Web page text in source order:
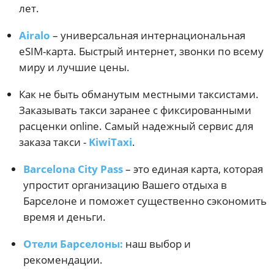
лет.
Airalo – универсальная интернациональная
eSIM-карта. Быстрый интернет, звонки по всему
миру и лучшие цены.
Как не быть обманутым местными таксистами.
Заказывать такси заранее с фиксированными
расценки online. Самый надежный сервис для
заказа такси - KiwiTaxi.
Barcelona City Pass– это единая карта, которая
упростит организацию Вашего отдыха в
Барселоне и поможет существенно сэкономить
время и деньги.
Отели Барселоны: наш выбор и
рекомендации.